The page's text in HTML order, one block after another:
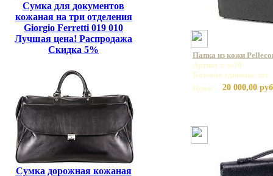
Сумка для документов
кожаная на три отделения
Giorgio Ferretti 019 010
Лучшая цена! Распродажа
Скидка 5%
Сумка дорожная кожаная
Папка из кожи
Артикул: ss30
Базовая единица: шт
Цена:
20 000,00